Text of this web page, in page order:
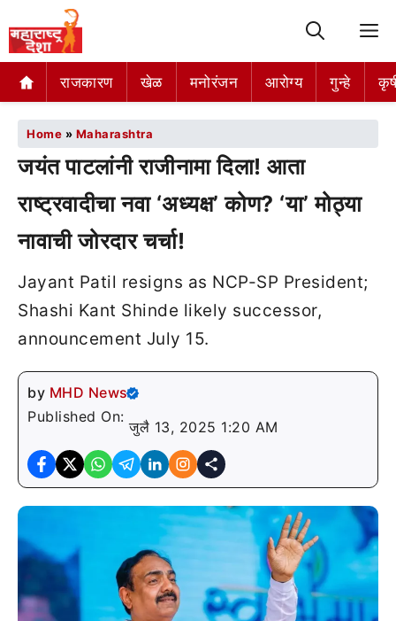
राजकारण खेळ मनोरंजन आरोग्य गुन्हे
Home » Maharashtra
जयंत पाटलांनी राजीनामा दिला! आता
राष्ट्रवादीचा नवा ‘अध्यक्ष’ कोण? ‘या’ मोठ्या
नावाची जोरदार चर्चा!
Jayant Patil resigns as NCP-SP President;
Shashi Kant Shinde likely successor,
announcement July 15.
by MHD News
Published On:
जुलै 13, 2025 1:20 AM